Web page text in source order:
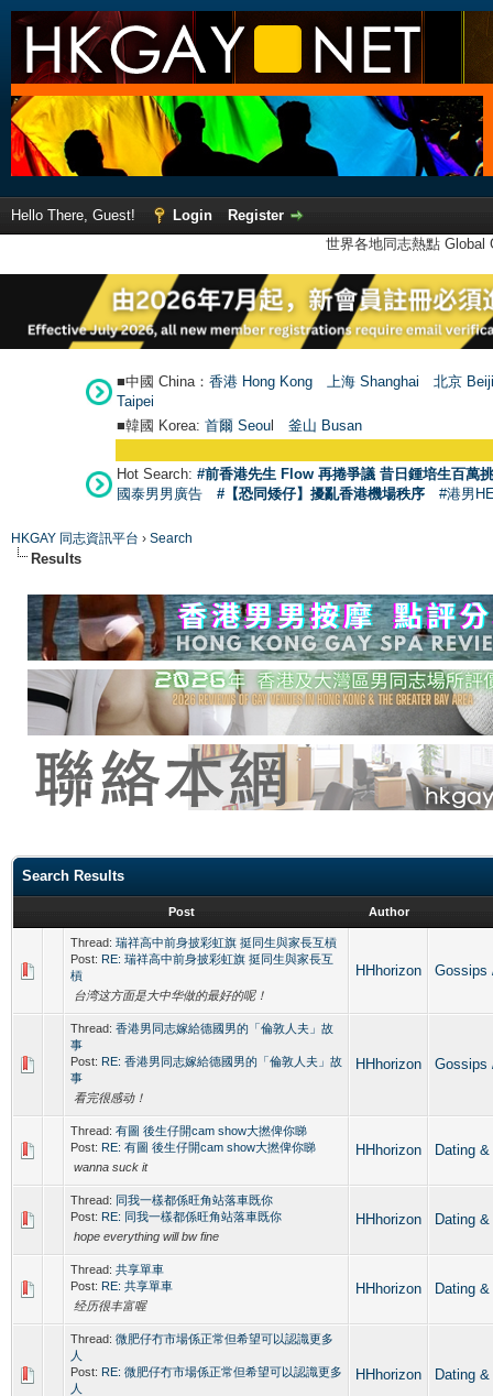
Hello There, Guest! Login
Register
世界各地同志熱點
■中國 China： 香港 Hong Kong 上海 Shanghai
北京
Taipei
■韓國 Korea: 首爾 Seoul 釜山 Busan
Hot Search: #前香港先生 Flow 再捲爭議 昔日鍾培生百萬
國泰男男廣告
#【恐同矮仔】擾亂香港機場秩序 #港男
HKGAY 同志資訊平台 › Search
Results
Search Results
Post Author
Thread: 瑞祥高中前身披彩虹旗 挺同生與家長互槓
Post: RE: 瑞祥高中前身披彩虹旗 挺同生與家長互
槓
台湾这方面是大中华做的最好的呢！
HHhorizon Gossips
Thread: 香港男同志嫁給德國男的「倫敦人夫」故
事
Post: RE: 香港男同志嫁給德國男的「倫敦人夫」故
事
看完很感动！
HHhorizon Gossips
Thread: 有圖 後生仔開cam show大撚俾你睇
Post: RE: 有圖 後生仔開cam show大撚俾你睇
wanna suck it
HHhorizon Dating
Thread: 同我一樣都係旺角站落車既你
Post: RE: 同我一樣都係旺角站落車既你
hope everything will bw fine
HHhorizon Dating
Thread: 共享單車
Post: RE: 共享單車
经历很丰富喔
HHhorizon Dating
Thread: 微肥仔冇市場係正常但希望可以認識更多
人
Post: RE: 微肥仔冇市場係正常但希望可以認識更多
人
HHhorizon Dating